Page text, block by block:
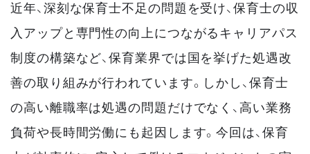
近年、深刻な保育士不足の問題を受け、保育士の収
入アップと専門性の向上につながるキャリアパス
制度の構築など、保育業界では国を挙げた処遇改
善の取り組みが行われています。しかし、保育士
の高い離職率は処遇の問題だけでなく、高い業務
負荷や長時間労働にも起因します。今回は、保育